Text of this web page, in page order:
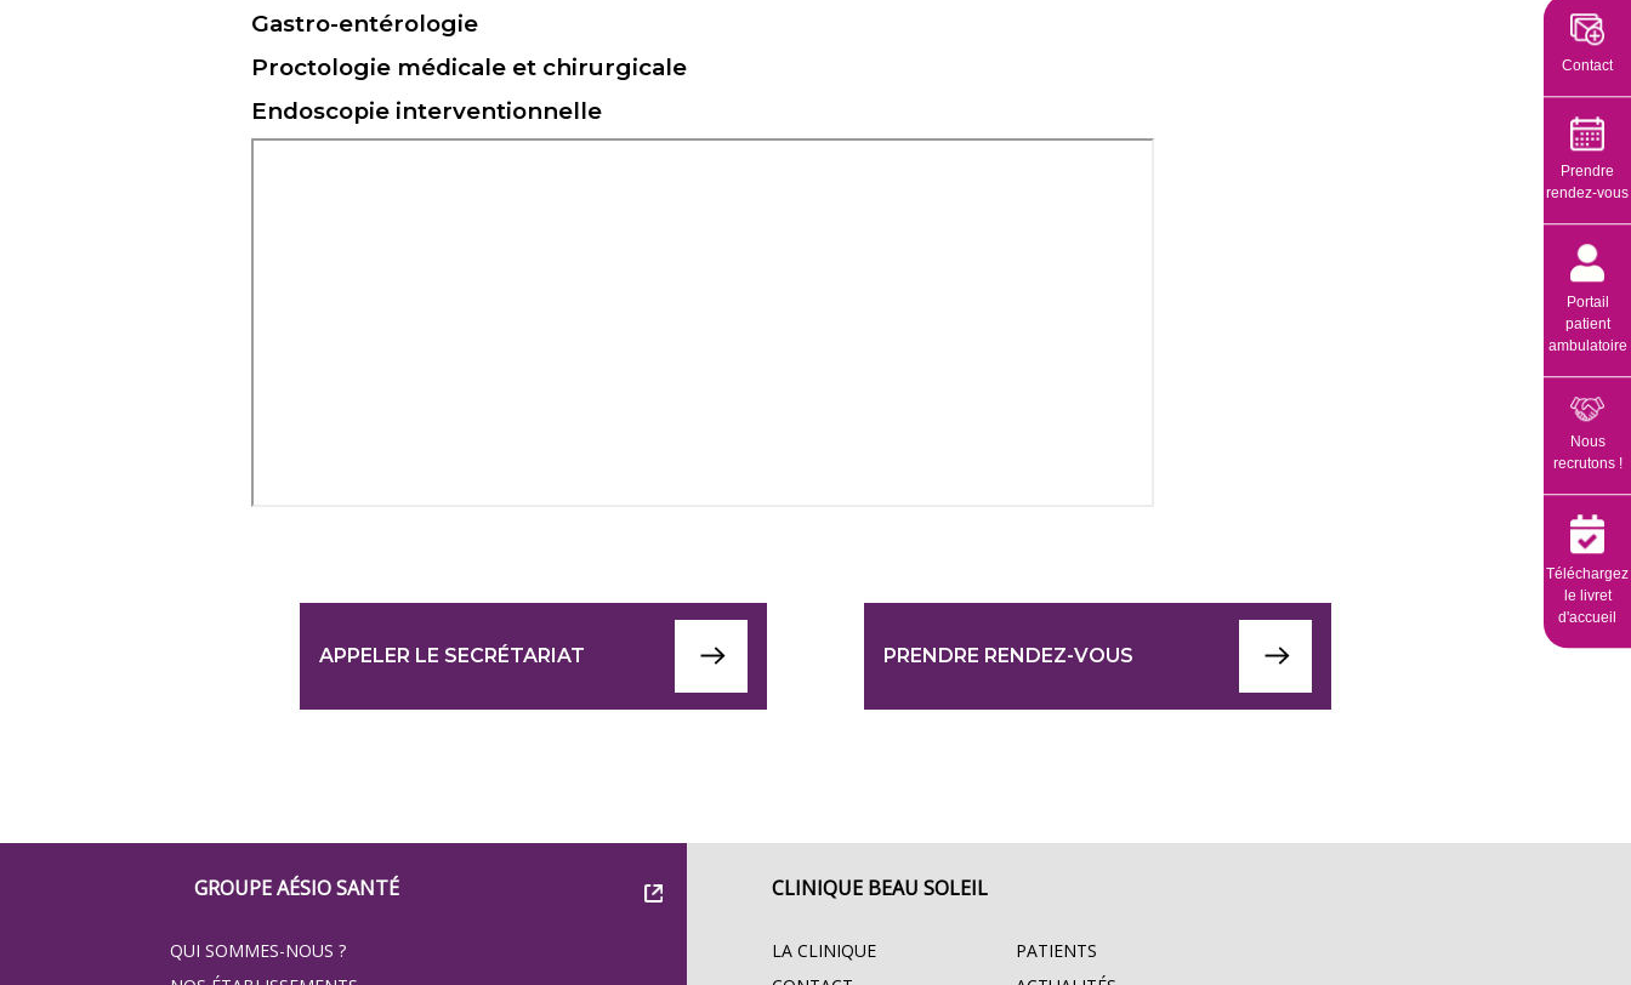
Gastro-entérologie
Proctologie médicale et chirurgicale
Endoscopie interventionnelle
APPELER LE SECRÉTARIAT PRENDRE RENDEZ-VOUS
Contact
Prendre
rendez-vous
Portail
patient
ambulatoire
Nous
recrutons !
Téléchargez
le livret
d'accueil
Footer
Groupe
GROUPE AÉSIO SANTÉ
QUI SOMMES-NOUS ?
CLINIQUE BEAU SOLEIL
LA CLINIQUE
PATIENTS